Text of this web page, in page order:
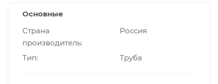
Основные
Страна
производитель
Россия
Тип Труба